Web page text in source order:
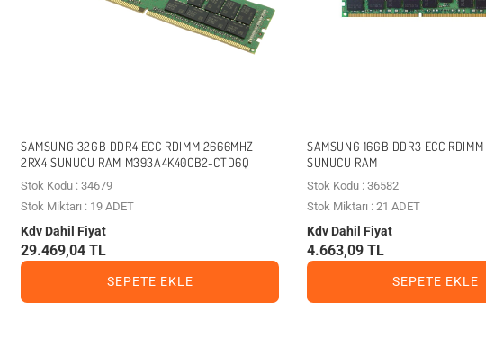
SAMSUNG 32GB DDR4 ECC RDIMM 2666MHZ
2RX4 SUNUCU RAM M393A4K40CB2-CTD6Q
Stok Kodu : 34679
Stok Miktarı : 19 ADET
Kdv Dahil Fiyat
29.469,04 TL
SEPETE EKLE
SAMSUNG 16GB DDR3 ECC
SUNUCU RAM
Stok Kodu : 36582
Stok Miktarı : 21 ADET
Kdv Dahil Fiyat
4.663,09 TL
SEPETE EKLE